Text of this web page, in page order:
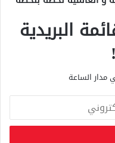
البريدية